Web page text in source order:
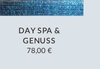
DAY SPA &
GENUSS
78,00 €